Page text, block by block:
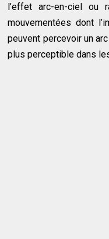
l’effet arc-en-ciel ou
mouvementées dont
peuvent percevoir un
plus perceptible dans